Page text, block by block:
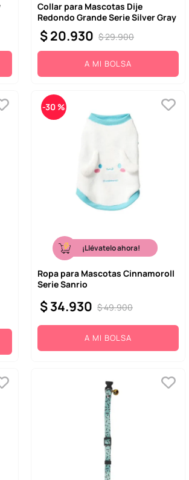
Collar para Mascotas Dije
Redondo Grande Serie Silver Gray
$29.900
$20.930
A MI BOLSA
-30 %
¡Llévatelo ahora!
Ropa para Mascotas Cinnamoroll
Serie Sanrio
$49.900
$34.930
A MI BOLSA